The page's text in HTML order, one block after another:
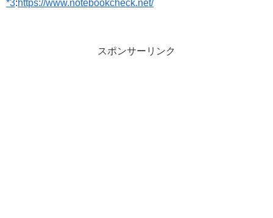
*3:https://www.notebookcheck.net/
スポンサーリンク